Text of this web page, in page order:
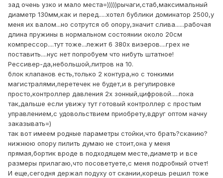
зад очень узко и мало места=)))))рычаги,стаб,максимальный
диаметр 130мм,как и перед.....хотел бублики доминатор 2500,у
меня их валом...но сотрутся об опору,значит слива......рабочая
длина пружины в нормальном состоянии около 20см
компрессор....тут тоже...лежит 6 380х виэеров....грех не
поставить....нус нет попробуем что нибуть штатное!
Рессивер-да,небольшой,литров на 10.
блок клапанов есть,только 2 контура,но с тонкими
магистралями,перетечек не будет,и в регулировке
просто,контроллер давления 2х зонный,цифровой.....пока
так,дальше если увижу тут готовый контроллер с простым
управлением,с удовольствием приобрету,вдруг оптом начну
заказывать=)
так вот имеем родные параметры стойки,что брать?сканию?
нижнюю опору пилить думаю не стоит,она у меня
прямая,бортик вроде в подходящем месте,диаметр и все
размеры прилагаю,что посоветуете,с меня подробный отчет!
И еще,сегодня держал подуху от скании,корешь решил тоже